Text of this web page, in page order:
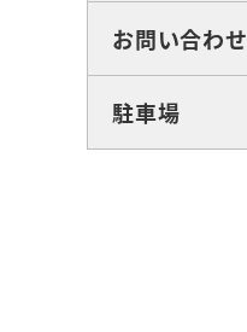
お問い合わせ
駐車場